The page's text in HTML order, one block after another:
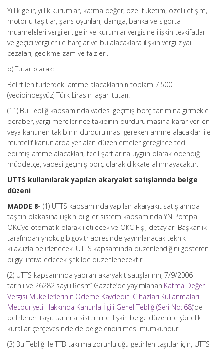
Yıllık gelir, yıllık kurumlar, katma değer, özel tüketim, özel iletişim,
motorlu taşıtlar, şans oyunları, damga, banka ve sigorta
muameleleri vergileri, gelir ve kurumlar vergisine ilişkin tevkifatlar
ve geçici vergiler ile harçlar ve bu alacaklara ilişkin vergi ziyaı
cezaları, gecikme zam ve faizleri.
b) Tutar olarak:
Belirtilen türlerdeki amme alacaklarının toplam 7.500
(yedibinbeşyüz) Türk Lirasını aşan tutarı.
(11) Bu Tebliğ kapsamında vadesi geçmiş borç tanımına girmekle
beraber, yargı mercilerince takibinin durdurulmasına karar verilen
veya kanunen takibinin durdurulması gereken amme alacakları ile
muhtelif kanunlarda yer alan düzenlemeler gereğince tecil
edilmiş amme alacakları, tecil şartlarına uygun olarak ödendiği
müddetçe, vadesi geçmiş borç olarak dikkate alınmayacaktır.
UTTS kullanılarak yapılan akaryakıt satışlarında belge
düzeni
MADDE 8- (1) UTTS kapsamında yapılan akaryakıt satışlarında,
taşıtın plakasına ilişkin bilgiler sistem kapsamında YN Pompa
ÖKC’ye otomatik olarak iletilecek ve ÖKC Fişi, detayları Başkanlık
tarafından ynokc.gib.gov.tr adresinde yayımlanacak teknik
kılavuzla belirlenecek, UTTS kapsamında düzenlendiğini gösteren
bilgiyi ihtiva edecek şekilde düzenlenecektir.
(2) UTTS kapsamında yapılan akaryakıt satışlarının, 7/9/2006
tarihli ve 26282 sayılı Resmî Gazete’de yayımlanan Katma Değer
Vergisi Mükelleflerinin Ödeme Kaydedici Cihazları Kullanmaları
Mecburiyeti Hakkında Kanunla İlgili Genel Tebliğ (Seri No: 68)’de
belirlenen taşıt tanıma sistemine ilişkin belge düzenine yönelik
kurallar çerçevesinde de belgelendirilmesi mümkündür.
(3) Bu Tebliğ ile TTB takılma zorunluluğu getirilen taşıtlar için, UTTS